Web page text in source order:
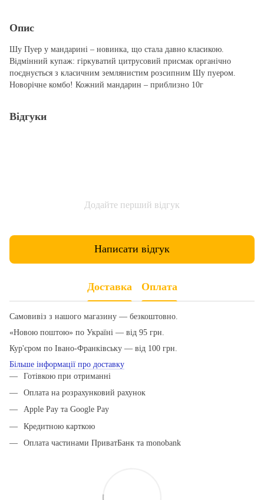
Опис
Шу Пуер у мандарині – новинка, що стала давно класикою.
Відмінний купаж: гіркуватий цитрусовий присмак органічно
поєднується з класичним землянистим розсипним Шу пуером.
Новорічне комбо! Кожний мандарин – приблизно 10г
Відгуки
Додайте перший відгук
Написати відгук
Доставка Оплата
Самовивіз з нашого магазину — безкоштовно.
«Новою поштою» по Україні — від 95 грн.
Кур'єром по Івано-Франківську — від 100 грн.
Більше інформації про доставку
Готівкою при отриманні
Оплата на розрахунковий рахунок
Apple Pay та Google Pay
Кредитною карткою
Оплата частинами ПриватБанк та monobank